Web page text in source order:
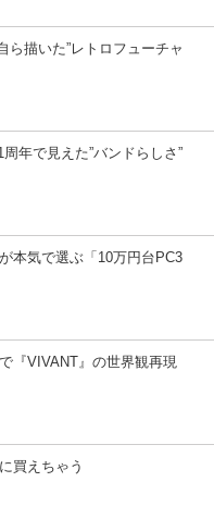
描いた”レトロフューチャ
年で見えた”バンドらしさ”
本気で選ぶ「10万円台PC3
『VIVANT』の世界観再現
買えちゃう